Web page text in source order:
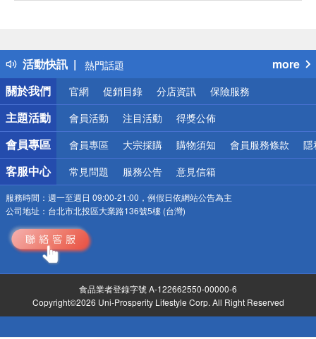
活動快訊
得獎公告
熱門話題
銀行優惠
偏遠地區配送
詐騙網頁！請小心！
more
關於我們
官網 促銷目錄 分店資訊 保險服務
主題活動 會員活動 注目活動 得獎公佈
會員專區 會員專區 大宗採購 購物須知 會員服務條款 隱
客服中心 常見問題 服務公告 意見信箱
服務時間： 週一至週日 09:00-21:00，例假日依網站公告為主
公司地址： 台北市北投區大業路136號5樓 (台灣)
食品業者登錄字號 A-122662550-00000-6
Copyright©2026 Uni-Prosperity Lifestyle Corp. All Right Reserved